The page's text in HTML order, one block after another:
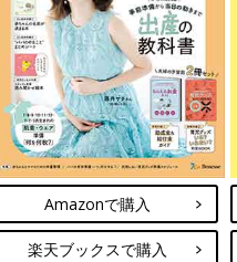
Amazonで購入
楽天ブックスで購入